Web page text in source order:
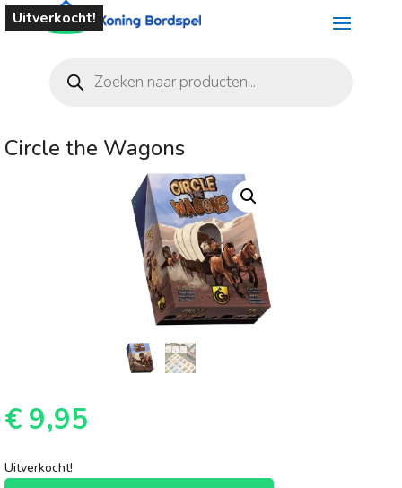
zoeken
Uitverkocht!
Circle the Wagons
€ 9,95
Uitverkocht!